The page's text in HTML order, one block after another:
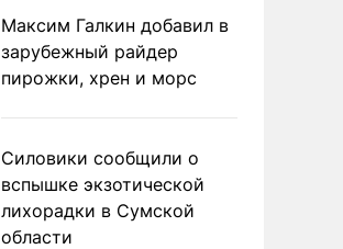
Максим Галкин добавил в
зарубежный райдер
пирожки, хрен и морс
Силовики сообщили о
вспышке экзотической
лихорадки в Сумской
области